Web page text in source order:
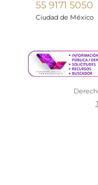
55 9171 5050
Ciudad de México